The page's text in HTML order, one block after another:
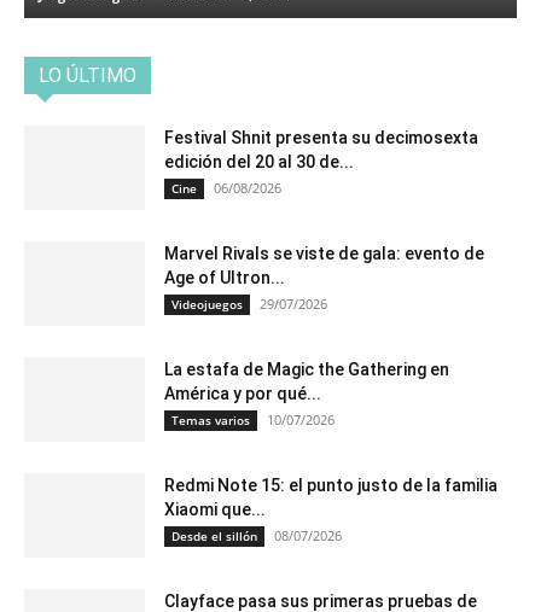
LO ÚLTIMO
Festival Shnit presenta su decimosexta
edición del 20 al 30 de...
Cine 06/08/2026
Marvel Rivals se viste de gala: evento de
Age of Ultron...
Videojuegos 29/07/2026
La estafa de Magic the Gathering en
América y por qué...
Temas varios 10/07/2026
Redmi Note 15: el punto justo de la familia
Xiaomi que...
Desde el sillón 08/07/2026
Clayface pasa sus primeras pruebas de